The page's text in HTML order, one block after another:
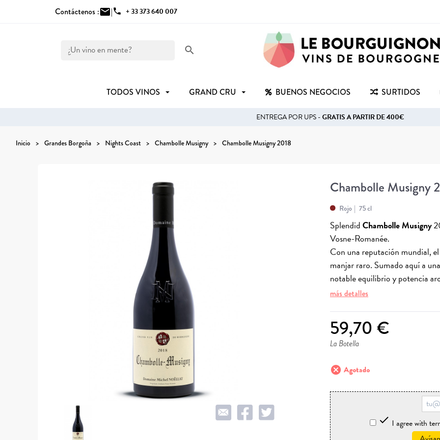
Contáctenos :mail|phone + 33 373 640 007
search
TODOS VINOS GRAND CRU BUENOS NEGOCIOS SURTIDOS
ENTREGA POR UPS -GRATIS A PARTIR DE 400€
Inicio Grandes Borgoña Nights Coast Chambolle Musigny Chambolle Musigny 2018
Chambolle Musigny
Rojo 75 cl
SplendidChambolle Musigny
Vosne-Romanée.
Con una reputación mundial,
manjar raro. Sumado aquí a
notable equilibrio y potencia
más detalles
59,70 €
La Botella
cancel Agotado
 I agree with